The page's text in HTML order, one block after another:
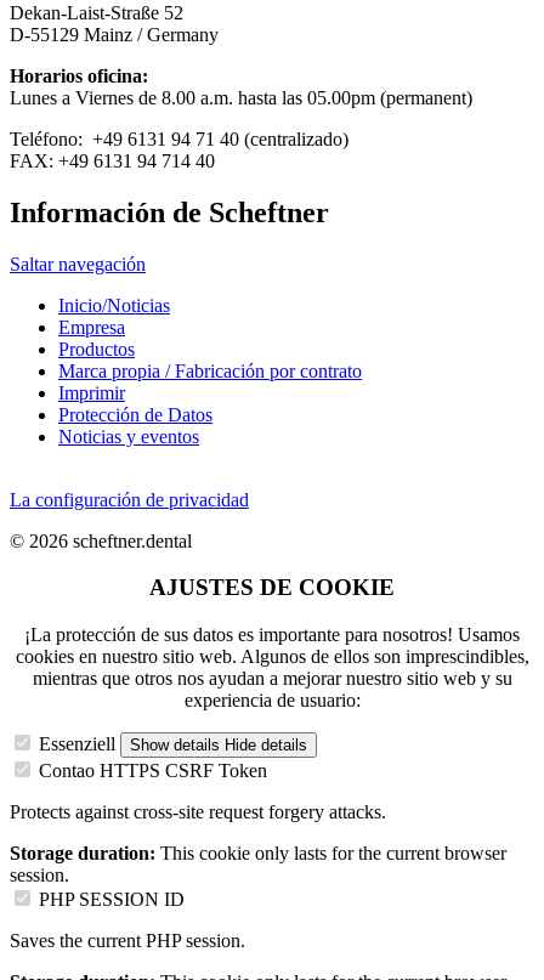
Dekan-Laist-Straße 52
D-55129 Mainz / Germany
Horarios oficina:
Lunes a Viernes de 8.00 a.m. hasta las 05.00pm (permanent)
Teléfono: +49 6131 94 71 40 (centralizado)
FAX: +49 6131 94 714 40
Información de Scheftner
Saltar navegación
Inicio/Noticias
Empresa
Productos
Marca propia / Fabricación por contrato
Imprimir
Protección de Datos
Noticias y eventos
La configuración de privacidad
© 2026 scheftner.dental
AJUSTES DE COOKIE
¡La protección de sus datos es importante para nosotros! Usamos
cookies en nuestro sitio web. Algunos de ellos son imprescindibles,
mientras que otros nos ayudan a mejorar nuestro sitio web y su
experiencia de usuario:
Essenziell Show details Hide details
Contao HTTPS CSRF Token
Protects against cross-site request forgery attacks.
Storage duration: This cookie only lasts for the current browser
session.
PHP SESSION ID
Saves the current PHP session.